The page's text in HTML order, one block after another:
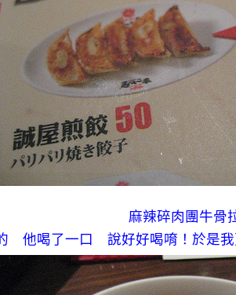
麻辣碎肉團牛骨
他喝了一口 說好好喝唷！於是